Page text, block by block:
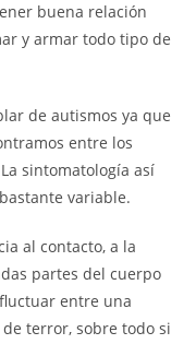
buena relación
y armar todo tipo de
de autismos ya que
entre los
sintomatología así
variable.
al contacto, a la
partes del cuerpo
entre una
terror, sobre todo si